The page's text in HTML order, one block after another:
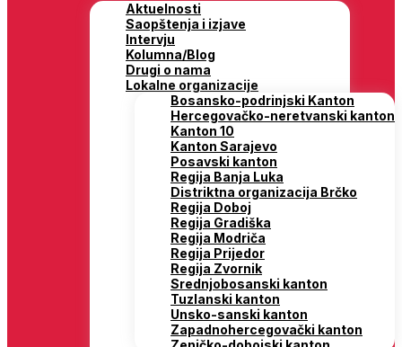
Aktuelnosti
Saopštenja i izjave
Intervju
Kolumna/Blog
Drugi o nama
Lokalne organizacije
Bosansko-podrinjski Kanton
Hercegovačko-neretvanski kanton
Kanton 10
Kanton Sarajevo
Posavski kanton
Regija Banja Luka
Distriktna organizacija Brčko
Regija Doboj
Regija Gradiška
Regija Modriča
Regija Prijedor
Regija Zvornik
Srednjobosanski kanton
Tuzlanski kanton
Unsko-sanski kanton
Zapadnohercegovački kanton